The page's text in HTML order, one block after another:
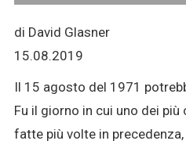
di David Glasner
15.08.2019
Il 15 agosto del 1971
Fu il giorno in cui uno dei
fatte più volte in